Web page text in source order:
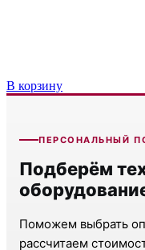
В корзину
ПЕРСОНАЛЬНЫЙ
Подберём
Поможем выбрать
рассчитаем